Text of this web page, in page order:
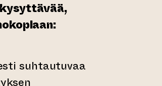
suhtautuvaa